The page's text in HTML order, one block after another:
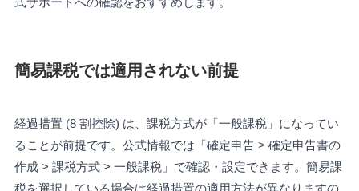
簡易課税では適用されない前提
経過措置 (8 割控除) は、課税方式が「一般課税」になってい
ることが前提です。公式情報では「確定申告 > 確定申告書の
作成 > 課税方式 > 一般課税」で確認・設定できます。簡易課